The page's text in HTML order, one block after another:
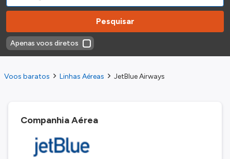
Pesquisar
Apenas voos diretos
Voos baratos Linhas Aéreas JetBlue Airways
Companhia Aérea